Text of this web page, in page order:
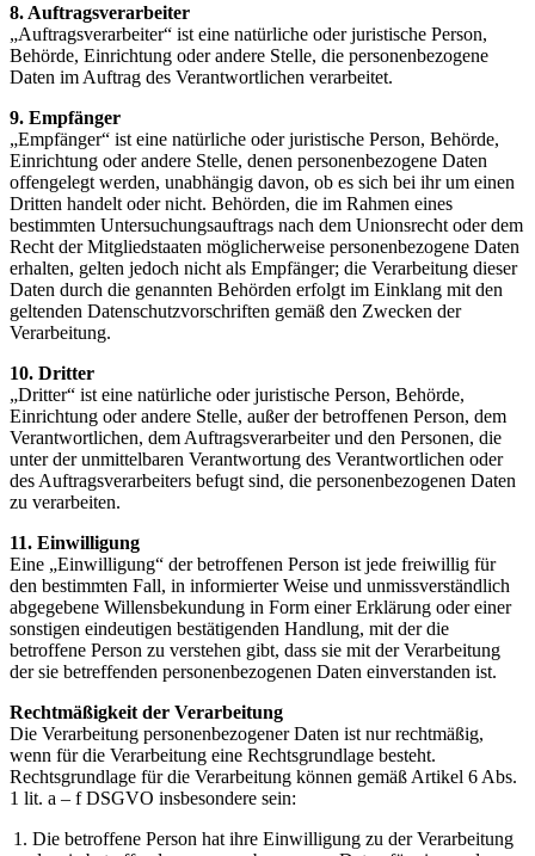
8. Auftragsverarbeiter
„Auftragsverarbeiter“ ist eine natürliche oder juristische Person,
Behörde, Einrichtung oder andere Stelle, die personenbezogene
Daten im Auftrag des Verantwortlichen verarbeitet.
9. Empfänger
„Empfänger“ ist eine natürliche oder juristische Person, Behörde,
Einrichtung oder andere Stelle, denen personenbezogene Daten
offengelegt werden, unabhängig davon, ob es sich bei ihr um einen
Dritten handelt oder nicht. Behörden, die im Rahmen eines
bestimmten Untersuchungsauftrags nach dem Unionsrecht oder dem
Recht der Mitgliedstaaten möglicherweise personenbezogene Daten
erhalten, gelten jedoch nicht als Empfänger; die Verarbeitung dieser
Daten durch die genannten Behörden erfolgt im Einklang mit den
geltenden Datenschutzvorschriften gemäß den Zwecken der
Verarbeitung.
10. Dritter
„Dritter“ ist eine natürliche oder juristische Person, Behörde,
Einrichtung oder andere Stelle, außer der betroffenen Person, dem
Verantwortlichen, dem Auftragsverarbeiter und den Personen, die
unter der unmittelbaren Verantwortung des Verantwortlichen oder
des Auftragsverarbeiters befugt sind, die personenbezogenen Daten
zu verarbeiten.
11. Einwilligung
Eine „Einwilligung“ der betroffenen Person ist jede freiwillig für
den bestimmten Fall, in informierter Weise und unmissverständlich
abgegebene Willensbekundung in Form einer Erklärung oder einer
sonstigen eindeutigen bestätigenden Handlung, mit der die
betroffene Person zu verstehen gibt, dass sie mit der Verarbeitung
der sie betreffenden personenbezogenen Daten einverstanden ist.
Rechtmäßigkeit der Verarbeitung
Die Verarbeitung personenbezogener Daten ist nur rechtmäßig,
wenn für die Verarbeitung eine Rechtsgrundlage besteht.
Rechtsgrundlage für die Verarbeitung können gemäß Artikel 6 Abs.
1 lit. a – f DSGVO insbesondere sein:
Die betroffene Person hat ihre Einwilligung zu der Verarbeitung